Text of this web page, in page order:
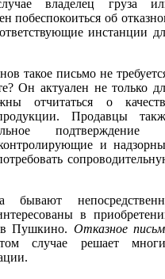
владелец груза
побеспокоиться об
инстанции
такое письмо не
Он актуален не только
отчитаться о
Продавцы
подтверждение
и
в
в Пушкино. Отказное
случае решает